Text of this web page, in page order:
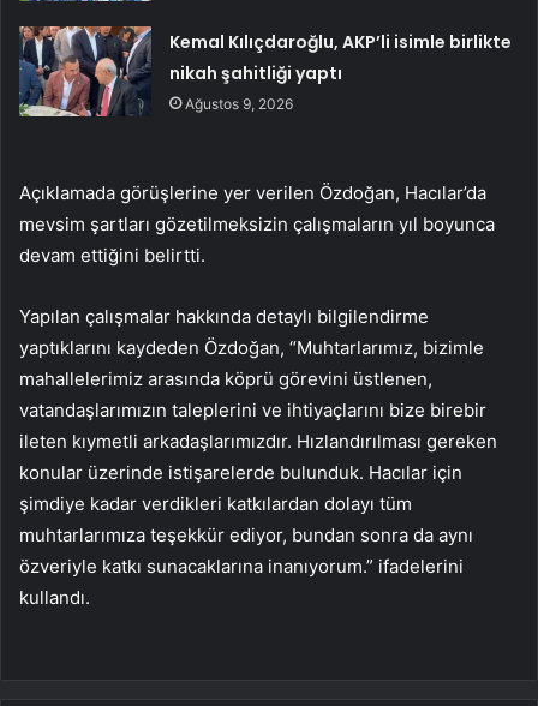
Kemal Kılıçdaroğlu, AKP’li isimle birlikte
nikah şahitliği yaptı
Ağustos 9, 2026
Açıklamada görüşlerine yer verilen Özdoğan, Hacılar’da
mevsim şartları gözetilmeksizin çalışmaların yıl boyunca
devam ettiğini belirtti.
Yapılan çalışmalar hakkında detaylı bilgilendirme
yaptıklarını kaydeden Özdoğan, “Muhtarlarımız, bizimle
mahallelerimiz arasında köprü görevini üstlenen,
vatandaşlarımızın taleplerini ve ihtiyaçlarını bize birebir
ileten kıymetli arkadaşlarımızdır. Hızlandırılması gereken
konular üzerinde istişarelerde bulunduk. Hacılar için
şimdiye kadar verdikleri katkılardan dolayı tüm
muhtarlarımıza teşekkür ediyor, bundan sonra da aynı
özveriyle katkı sunacaklarına inanıyorum.” ifadelerini
kullandı.